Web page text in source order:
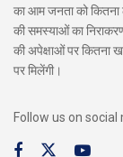
का आम जनता को कितना
की समस्याओं का
की अपेक्षाओं पर कितना
पर मिलेंगी।
Follow us on social